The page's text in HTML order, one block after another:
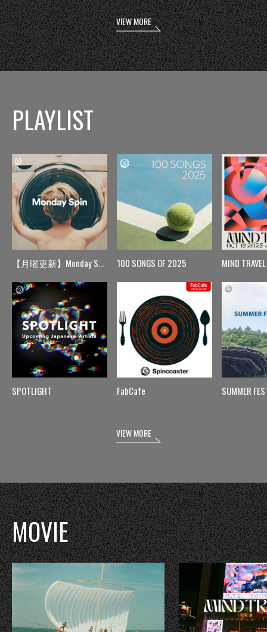
VIEW MORE
PLAYLIST
【月曜更新】Monday Spin
SPOTLIGHT
100 SONGS OF 2025
FabCafe
MIND TRAVEL
SUMMER
VIEW MORE
MOVIE